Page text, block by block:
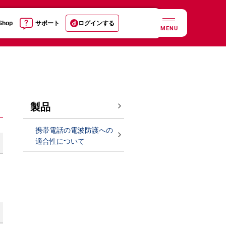
サポート ログインする
MENU
製品
携帯電話の電波防護への
適合性について